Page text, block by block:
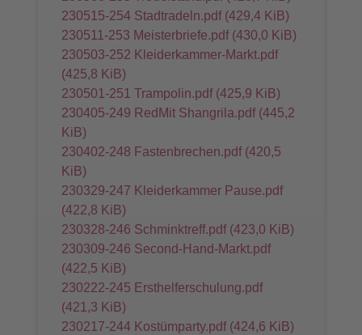
230515-254 Stadtradeln.pdf (429,4 KiB)
230511-253 Meisterbriefe.pdf (430,0 KiB)
230503-252 Kleiderkammer-Markt.pdf
(425,8 KiB)
230501-251 Trampolin.pdf (425,9 KiB)
230405-249 RedMit Shangrila.pdf (445,2
KiB)
230402-248 Fastenbrechen.pdf (420,5
KiB)
230329-247 Kleiderkammer Pause.pdf
(422,8 KiB)
230328-246 Schminktreff.pdf (423,0 KiB)
230309-246 Second-Hand-Markt.pdf
(422,5 KiB)
230222-245 Ersthelferschulung.pdf
(421,3 KiB)
230217-244 Kostümparty.pdf (424,6 KiB)